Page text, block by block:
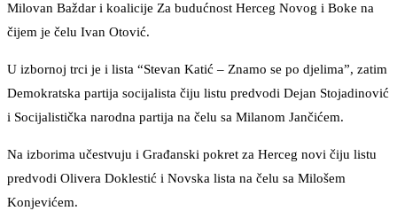
Milovan Baždar i koalicije Za budućnost Herceg Novog i Boke na
čijem je čelu Ivan Otović.
U izbornoj trci je i lista “Stevan Katić – Znamo se po djelima”, zatim
Demokratska partija socijalista čiju listu predvodi Dejan Stojadinović
i Socijalistička narodna partija na čelu sa Milanom Jančićem.
Na izborima učestvuju i Građanski pokret za Herceg novi čiju listu
predvodi Olivera Doklestić i Novska lista na čelu sa Milošem
Konjevićem.